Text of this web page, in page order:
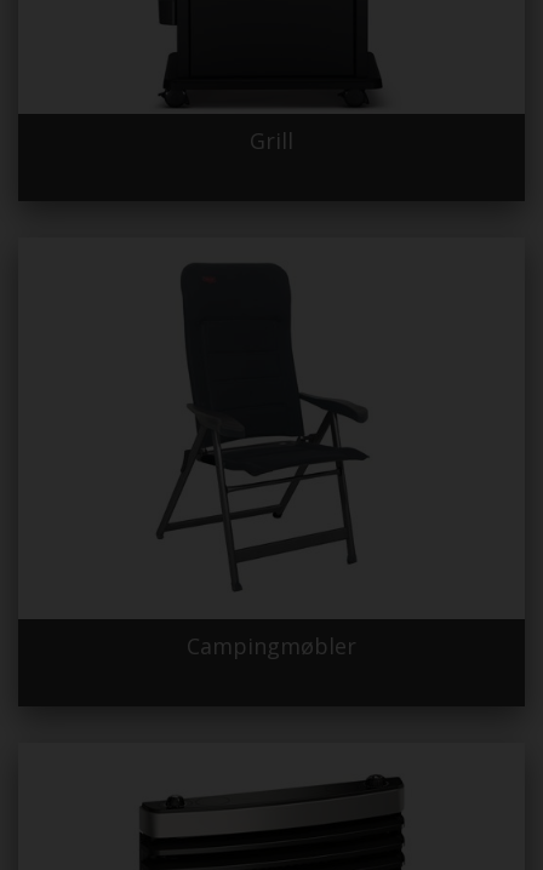
Grill
Campingmøbler